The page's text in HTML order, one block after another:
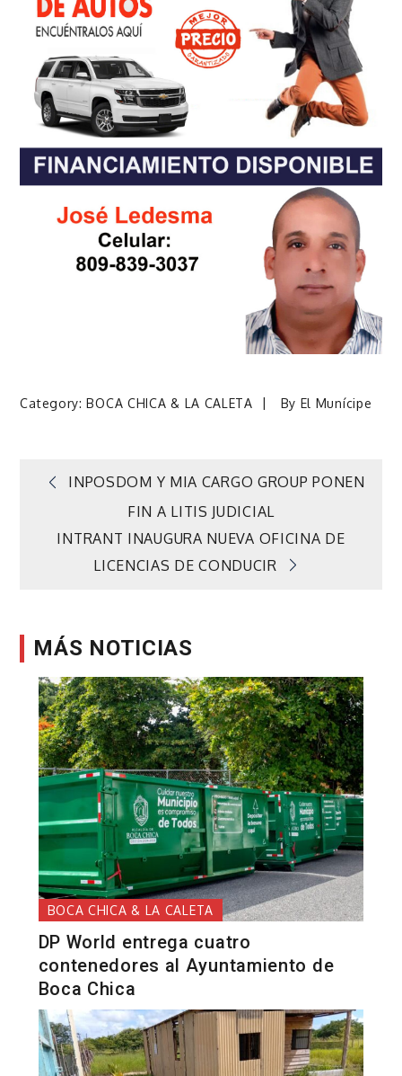
Category:BOCA CHICA & LA CALETA By El Munícipe
Navegación
de
INPOSDOM Y MIA CARGO GROUP PONEN
FIN A LITIS JUDICIAL
INTRANT INAUGURA NUEVA OFICINA DE
LICENCIAS DE CONDUCIR
MÁS NOTICIAS
BOCA CHICA & LA CALETA
DP World entrega cuatro
contenedores al Ayuntamiento de
Boca Chica